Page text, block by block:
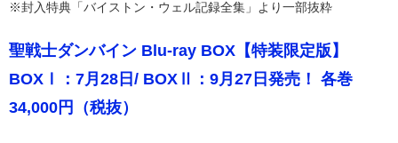
※封入特典「バイストン・ウェル記録全集」より一部抜粋
聖戦士ダンバイン Blu-ray BOX【特装限定版】
BOXⅠ：7月28日/ BOXⅡ：9月27日発売！ 各巻
34,000円（税抜）